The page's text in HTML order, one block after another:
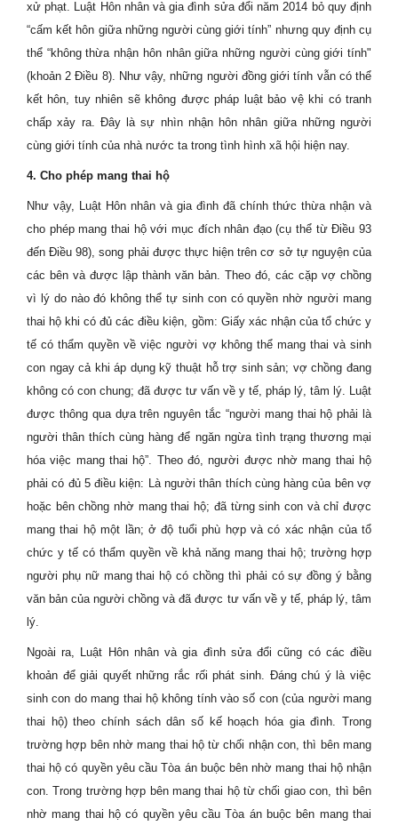
xử phạt. Luật Hôn nhân và gia đình sửa đổi năm 2014 bỏ quy định
“cấm kết hôn giữa những người cùng giới tính” nhưng quy định cụ
thể “không thừa nhận hôn nhân giữa những người cùng giới tính"
(khoản 2 Điều 8). Như vậy, những người đồng giới tính vẫn có thể
kết hôn, tuy nhiên sẽ không được pháp luật bảo vệ khi có tranh
chấp xảy ra. Đây là sự nhìn nhận hôn nhân giữa những người
cùng giới tính của nhà nước ta trong tình hình xã hội hiện nay.
4. Cho phép mang thai hộ
Như vậy, Luật Hôn nhân và gia đình đã chính thức thừa nhận và
cho phép mang thai hộ với mục đích nhân đạo (cụ thể từ Điều 93
đến Điều 98), song phải được thực hiện trên cơ sở tự nguyện của
các bên và được lập thành văn bản. Theo đó, các cặp vợ chồng
vì lý do nào đó không thể tự sinh con có quyền nhờ người mang
thai hộ khi có đủ các điều kiện, gồm: Giấy xác nhận của tổ chức y
tế có thẩm quyền về việc người vợ không thể mang thai và sinh
con ngay cả khi áp dụng kỹ thuật hỗ trợ sinh sản; vợ chồng đang
không có con chung; đã được tư vấn về y tế, pháp lý, tâm lý. Luật
được thông qua dựa trên nguyên tắc “người mang thai hộ phải là
người thân thích cùng hàng để ngăn ngừa tình trạng thương mại
hóa việc mang thai hộ”. Theo đó, người được nhờ mang thai hộ
phải có đủ 5 điều kiện: Là người thân thích cùng hàng của bên vợ
hoặc bên chồng nhờ mang thai hộ; đã từng sinh con và chỉ được
mang thai hộ một lần; ở độ tuổi phù hợp và có xác nhận của tổ
chức y tế có thẩm quyền về khả năng mang thai hộ; trường hợp
người phụ nữ mang thai hộ có chồng thì phải có sự đồng ý bằng
văn bản của người chồng và đã được tư vấn về y tế, pháp lý, tâm
lý.
Ngoài ra, Luật Hôn nhân và gia đình sửa đổi cũng có các điều
khoản để giải quyết những rắc rối phát sinh. Đáng chú ý là việc
sinh con do mang thai hộ không tính vào số con (của người mang
thai hộ) theo chính sách dân số kế hoạch hóa gia đình. Trong
trường hợp bên nhờ mang thai hộ từ chối nhận con, thì bên mang
thai hộ có quyền yêu cầu Tòa án buộc bên nhờ mang thai hộ nhận
con. Trong trường hợp bên mang thai hộ từ chối giao con, thì bên
nhờ mang thai hộ có quyền yêu cầu Tòa án buộc bên mang thai